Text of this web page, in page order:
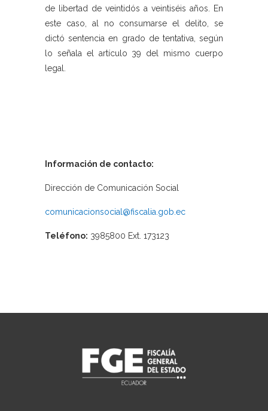
de libertad de veintidós a veintiséis años. En
este caso, al no consumarse el delito, se
dictó sentencia en grado de tentativa, según
lo señala el artículo 39 del mismo cuerpo
legal.
Información de contacto:
Dirección de Comunicación Social
comunicacionsocial@fiscalia.gob.ec
Teléfono: 3985800 Ext. 173123